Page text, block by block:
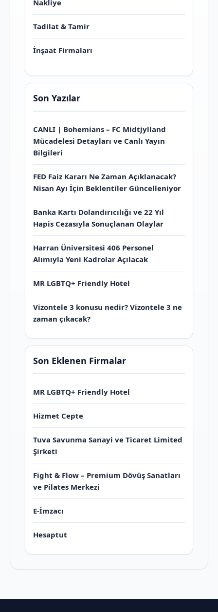
Nakliye
Tadilat & Tamir
İnşaat Firmaları
Son Yazılar
CANLI | Bohemians – FC Midtjylland
Mücadelesi Detayları ve Canlı Yayın
Bilgileri
FED Faiz Kararı Ne Zaman Açıklanacak?
Nisan Ayı İçin Beklentiler Güncelleniyor
Banka Kartı Dolandırıcılığı ve 22 Yıl
Hapis Cezasıyla Sonuçlanan Olaylar
Harran Üniversitesi 406 Personel
Alımıyla Yeni Kadrolar Açılacak
MR LGBTQ+ Friendly Hotel
Vizontele 3 konusu nedir? Vizontele 3 ne
zaman çıkacak?
Son Eklenen Firmalar
MR LGBTQ+ Friendly Hotel
Hizmet Cepte
Tuva Savunma Sanayi ve Ticaret Limited
Şirketi
Fight & Flow – Premium Dövüş Sanatları
ve Pilates Merkezi
E-İmzacı
Hesaptut